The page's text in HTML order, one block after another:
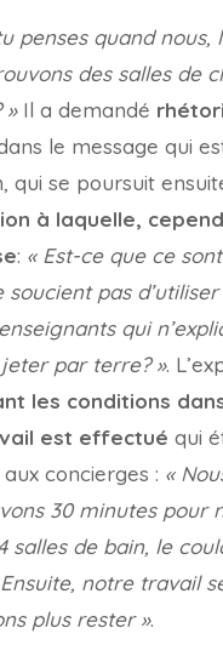
penses quand nous,
des salles de
»Il a demandé
le message qui
qui se poursuit
à laquelle,
: « Est-ce que ce
pas d’utiliser
qui
par terre? ».
les conditions
est effectué qui
concierges : «
30 minutes pour
salles de bain, le
notre travail
plus rester ».